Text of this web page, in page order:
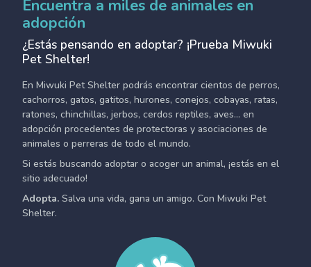
Encuentra a miles de animales en
adopción
¿Estás pensando en adoptar? ¡Prueba Miwuki
Pet Shelter!
En Miwuki Pet Shelter podrás encontrar cientos de perros,
cachorros, gatos, gatitos, hurones, conejos, cobayas, ratas,
ratones, chinchillas, jerbos, cerdos reptiles, aves... en
adopción procedentes de protectoras y asociaciones de
animales o perreras de todo el mundo.
Si estás buscando adoptar o acoger un animal, ¡estás en el
sitio adecuado!
Adopta. Salva una vida, gana un amigo. Con Miwuki Pet
Shelter.